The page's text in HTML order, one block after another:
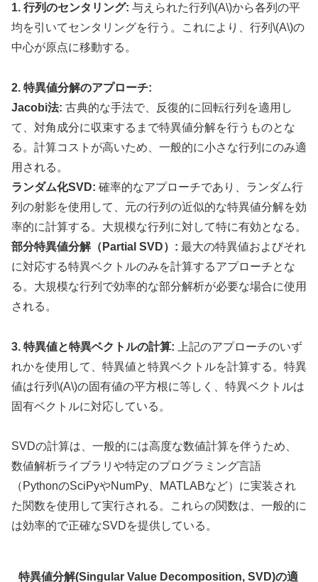
1. 行列のセンタリング: 与えられた行列\(A\)から各列の平
均を引いてセンタリングを行う。これにより、行列\(A\)の
中心が原点に移動する。
2. 特異値分解のアプローチ:
Jacobi法: 古典的な手法で、反復的に回転行列を適用し
て、対角成分に収束するまで特異値分解を行うものとな
る。計算コストが高いため、一般的に小さな行列にのみ適
用される。
ランダム化SVD: 確率的なアプローチであり、ランダム行
列の射影を使用して、元の行列の近似的な特異値分解を効
率的に計算する。大規模な行列に対して特に有効となる。
部分特異値分解（Partial SVD）: 最大の特異値およびそれ
に対応する特異ベクトルのみを計算するアプローチとな
る。大規模な行列で効率的な部分解析が必要な場合に使用
される。
3. 特異値と特異ベクトルの計算: 上記のアプローチのいず
れかを使用して、特異値と特異ベクトルを計算する。特異
値は行列\(A\)の固有値の平方根に等しく、特異ベクトルは
固有ベクトルに対応している。
SVDの計算は、一般的には高度な数値計算を伴うため、
数値解析ライブラリや特定のプログラミング言語
（PythonのSciPyやNumPy、MATLABなど）に実装され
た関数を使用して実行される。これらの関数は、一般的に
は効率的で正確なSVDを提供している。
特異値分解(Singular Value Decomposition, SVD)の適